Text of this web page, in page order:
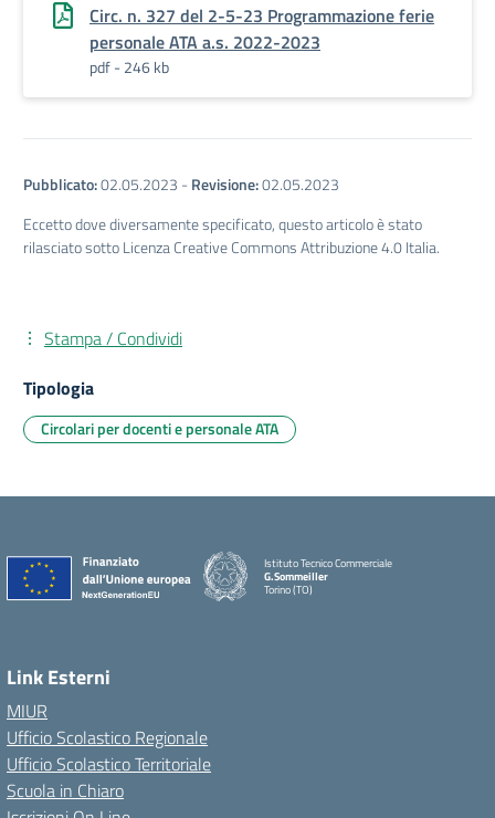
Circ. n. 327 del 2-5-23 Programmazione ferie
personale ATA a.s. 2022-2023
pdf - 246 kb
Pubblicato:02.05.2023 -Revisione:02.05.2023
Eccetto dove diversamente specificato, questo articolo è stato
rilasciato sotto Licenza Creative Commons Attribuzione 4.0 Italia.
Stampa / Condividi
Tipologia
Circolari per docenti e personale ATA
Istituto Tecnico Commerciale
G.Sommeiller
Torino (TO)
Link Esterni
MIUR
Ufficio Scolastico Regionale
Ufficio Scolastico Territoriale
Scuola in Chiaro